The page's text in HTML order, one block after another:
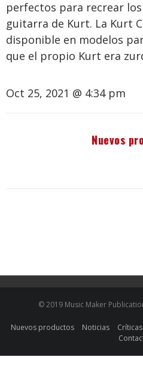
perfectos para recrear
guitarra de Kurt. La Kurt
disponible en modelos
que el propio Kurt era
Oct 25, 2021 @ 4:34 pm
Nuevos
© 2019 Music Maker
Nuevos productos Noticias Críticas